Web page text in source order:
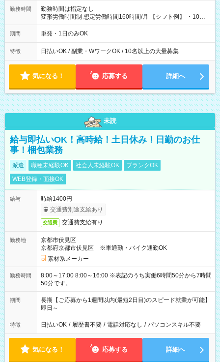
勤務時間
勤務時間は指定なし
変形労働時間制 想定労働時間160時間/月 【シフト例】 ・10：
00～20：00
期間 単発・1日のみOK
特徴 日払いOK / 副業・WワークOK / 10名以上の大量募集
気になる！ 応募する 詳細へ
未読
給与即払いOK！高時給！土日休み！日勤のお仕
事！梱包業務
派遣 職種未経験OK 社会人未経験OK
ブランクOK
WEB登録・面接OK
給与
時給1400円
交通費別途支給あり
交通費 交通費支給有り
勤務地
京都市伏見区
京都府京都市伏見区 ※車通勤・バイク通勤OK
素材系メーカー
勤務時間
8:00～17:00 8:00～16:00 ※表記のうち実働6時間50分から7時間
50分です。
期間
長期【ご応募から1週間以内(最短2日目)のスピード就業が可能】
即日～
特徴 日払いOK / 履歴書不要 / 電話対応なし / パソコンスキル不要
気になる！ 応募する 詳細へ